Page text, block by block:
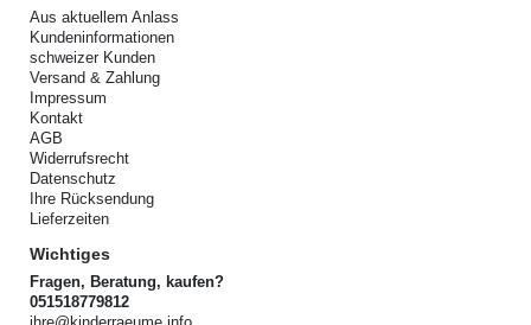
Aus aktuellem Anlass
Kundeninformationen
schweizer Kunden
Versand & Zahlung
Impressum
Kontakt
AGB
Widerrufsrecht
Datenschutz
Ihre Rücksendung
Lieferzeiten
Wichtiges
Fragen, Beratung, kaufen?
051518779812